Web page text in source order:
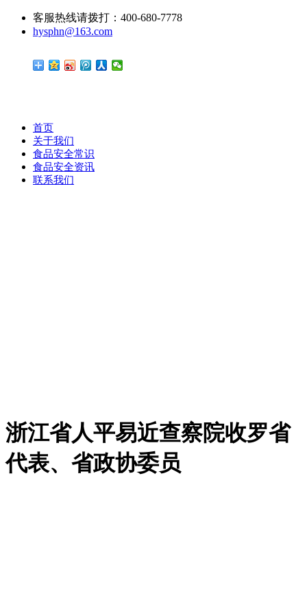
客服热线请拨打：400-680-7778
hysphn@163.com
首页
关于我们
食品安全常识
食品安全资讯
联系我们
浙江省人平易近查察院收罗省
代表、省政协委员